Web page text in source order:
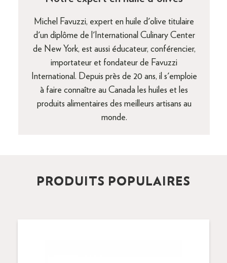
Michel Favuzzi, expert en huile d'olive titulaire
d'un diplôme de l'International Culinary Center
de New York, est aussi éducateur, conférencier,
importateur et fondateur de Favuzzi
International. Depuis près de 20 ans, il s'emploie
à faire connaître au Canada les huiles et les
produits alimentaires des meilleurs artisans au
monde.
PRODUITS POPULAIRES